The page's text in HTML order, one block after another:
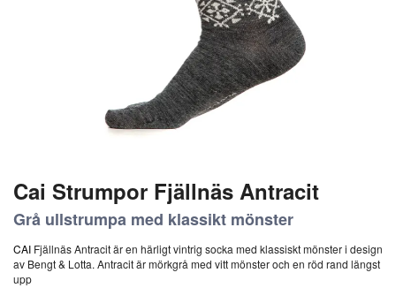
Cai Strumpor Fjällnäs Antracit
Grå ullstrumpa med klassikt mönster
CAI Fjällnäs Antracit är en härligt vintrig socka med klassiskt mönster i design
av Bengt & Lotta. Antracit är mörkgrå med vitt mönster och en röd rand längst
upp